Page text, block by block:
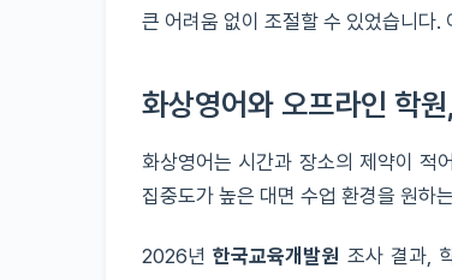
큰 어려움 없이 조절할 수 있었습니다.
화상영어와 오프라인 학
화상영어는 시간과 장소의 제약이 적
집중도가 높은 대면 수업 환경을 원하
2026년한국교육개발원 조사 결과,